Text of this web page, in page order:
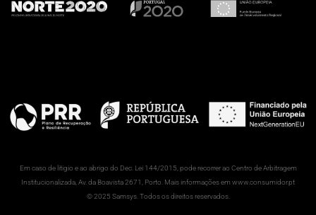
Em caso de litigio e ao abrigo do Dec. Lei 144/2015, pode recorrer ao Centro de Arbitragem
Institucionalizada, Av. da Boavista 2671, Porto. Mais informações em www.consumidor.pt
© 2025 Samsys. Todos os direitos reservados.